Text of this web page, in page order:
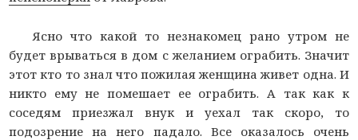
Ясно что какой то незнакомец рано утром не
будет врываться в дом с желанием ограбить. Значит
этот кто то знал что пожилая женщина живет одна. И
никто ему не помешает ее ограбить. А так как к
соседям приезжал внук и уехал так скоро, то
подозрение на него падало. Все оказалось очень